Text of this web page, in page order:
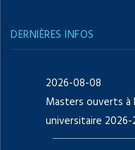
DERNIÈRES INFOS
2026-08-08
Masters ouverts à
universitaire 2026-